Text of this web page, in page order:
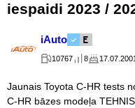
iespaidi 2023 /
iAuto
10767 8 17.07.2001
Jaunais Toyota C-HR tests
C-HR bāzes modeļa